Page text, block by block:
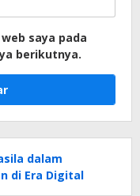
saya pada
berikutnya.
dalam
di Era Digital